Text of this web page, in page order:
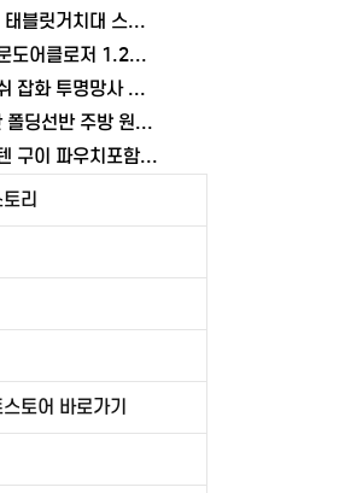
쇼파 침대 틈새 태블릿거치대 스탠드 핸드폰거치대 360도 회전 각도조절
자동문닫힘 방문도어클로저 1.2mm 무타공 와이어 미닫이 슬라이딩 열림방지 중문
필통파우치 메쉬 잡화 투명망사 심플 화장품 여바라
접이식선반 폴딩선반 주방 원터치 여바라 4단, 이동식 베란다 팬트리 72x34x126.5cm, 수납 블랙
바베큐꼬치 스텐 구이 파우치포함 양꼬치 쇠꼬챙이 보관 캠핑 세트 10개
리
토어 바로가기